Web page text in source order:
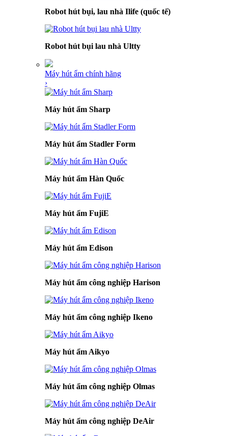
Robot hút bụi, lau nhà Ilife (quốc tế)
Robot hút bụi lau nhà Ultty
Máy hút ẩm chính hãng
›
Máy hút ẩm Sharp
Máy hút ẩm Stadler Form
Máy hút ẩm Hàn Quốc
Máy hút ẩm FujiE
Máy hút ẩm Edison
Máy hút ẩm công nghiệp Harison
Máy hút ẩm công nghiệp Ikeno
Máy hút ẩm Aikyo
Máy hút ẩm công nghiệp Olmas
Máy hút ẩm công nghiệp DeAir